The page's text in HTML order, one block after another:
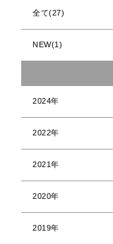
全て(27)
NEW(1)
2024年
2022年
2021年
2020年
2019年